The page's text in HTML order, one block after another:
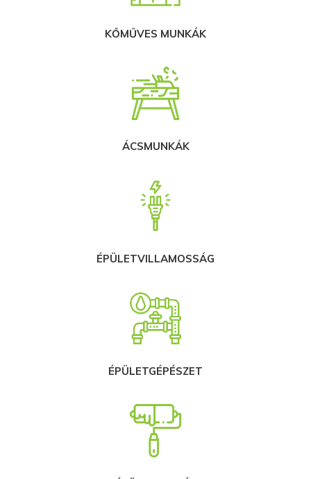
KŐMŰVES MUNKÁK
ÁCSMUNKÁK
ÉPÜLETVILLAMOSSÁG
ÉPÜLETGÉPÉSZET